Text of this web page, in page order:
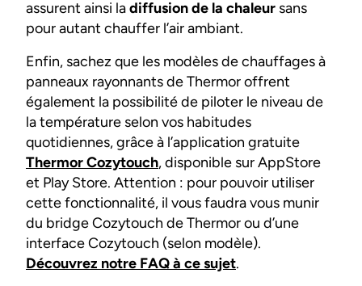
assurent ainsi ladiffusion de la chaleur sans
pour autant chauffer l’air ambiant.
Enfin, sachez que les modèles de chauffages à
panneaux rayonnants de Thermor offrent
également la possibilité de piloter le niveau de
la température selon vos habitudes
quotidiennes, grâce à l’application gratuite
Thermor Cozytouch, disponible sur AppStore
et Play Store. Attention : pour pouvoir utiliser
cette fonctionnalité, il vous faudra vous munir
du bridge Cozytouch de Thermor ou d’une
interface Cozytouch (selon modèle).
Découvrez notre FAQ à ce sujet.